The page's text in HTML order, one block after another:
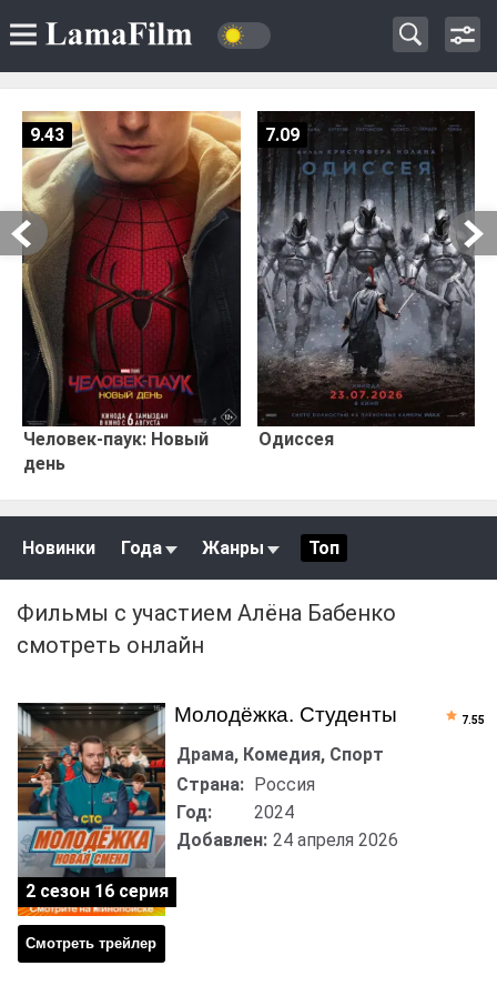
Человек-паук: Новый
день
9.43
Одиссея
7.09
Новинки Года Жанры Топ
Фильмы с участием Алёна Бабенко
смотреть онлайн
Молодёжка. Студенты
Смотреть трейлер
Драма, Комедия, Спорт
Страна: Россия
Год:
2024
Добавлен: 24 апреля 2026
2 сезон 16 серия
7.55